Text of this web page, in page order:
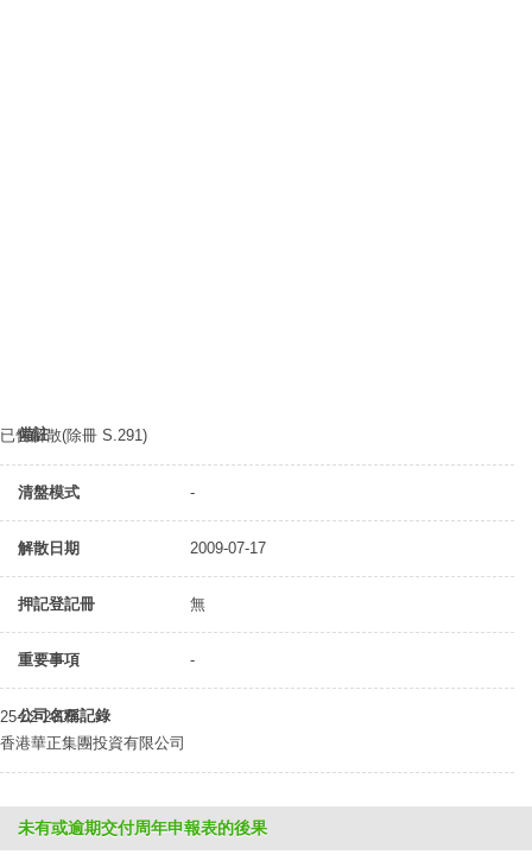
備註
已告解散(除冊 S.291)
清盤模式 -
解散日期 2009-07-17
押記登記冊 無
重要事項 -
公司名稱記錄
25-02-2005
香港華正集團投資有限公司
未有或逾期交付周年申報表的後果